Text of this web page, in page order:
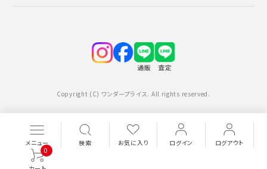
メニュー 検索 お気に入り ログイン ログアウト
0
Copyright (C) ワンダープライス. All rights reserved.